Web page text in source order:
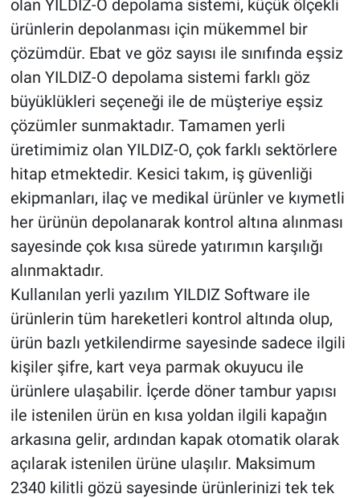
olan YILDIZ-O depolama sistemi, küçük ölçekli
ürünlerin depolanması için mükemmel bir
çözümdür. Ebat ve göz sayısı ile sınıfında eşsiz
olan YILDIZ-O depolama sistemi farklı göz
büyüklükleri seçeneği ile de müşteriye eşsiz
çözümler sunmaktadır. Tamamen yerli
üretimimiz olan YILDIZ-O, çok farklı sektörlere
hitap etmektedir. Kesici takım, iş güvenliği
ekipmanları, ilaç ve medikal ürünler ve kıymetli
her ürünün depolanarak kontrol altına alınması
sayesinde çok kısa sürede yatırımın karşılığı
alınmaktadır.
Kullanılan yerli yazılım YILDIZ Software ile
ürünlerin tüm hareketleri kontrol altında olup,
ürün bazlı yetkilendirme sayesinde sadece ilgili
kişiler şifre, kart veya parmak okuyucu ile
ürünlere ulaşabilir. İçerde döner tambur yapısı
ile istenilen ürün en kısa yoldan ilgili kapağın
arkasına gelir, ardından kapak otomatik olarak
açılarak istenilen ürüne ulaşılır. Maksimum
2340 kilitli gözü sayesinde ürünlerinizi tek tek